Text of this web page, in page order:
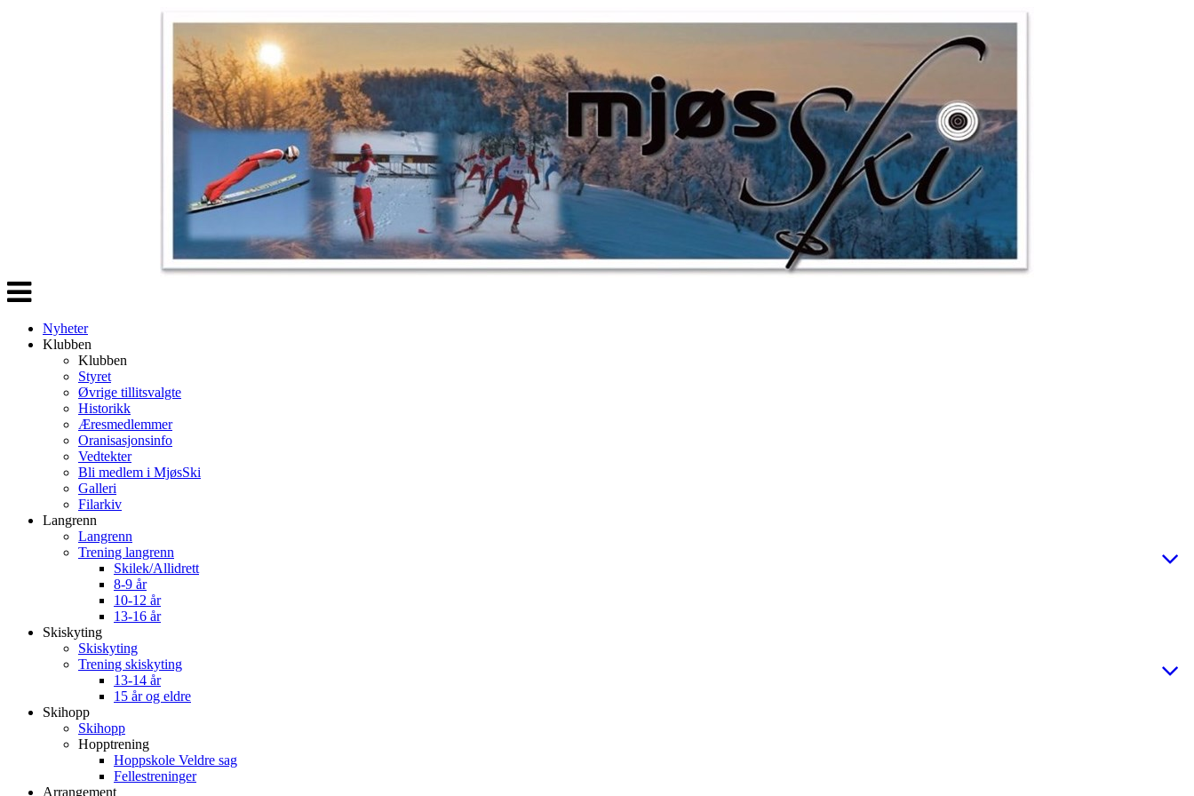
Veksle
navigasjon
Nyheter
Klubben
Klubben
Styret
Øvrige tillitsvalgte
Historikk
Æresmedlemmer
Oranisasjonsinfo
Vedtekter
Bli medlem i MjøsSki
Galleri
Filarkiv
Langrenn
Langrenn
Trening langrenn
Skilek/Allidrett
8-9 år
10-12 år
13-16 år
Skiskyting
Skiskyting
Trening skiskyting
13-14 år
15 år og eldre
Skihopp
Skihopp
Hopptrening
Hoppskole Veldre sag
Fellestreninger
Arrangement